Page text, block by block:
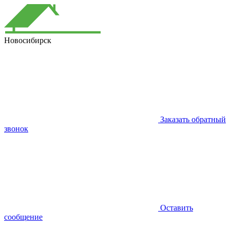
Новосибирск
Заказать обратный
звонок
Оставить
сообщение